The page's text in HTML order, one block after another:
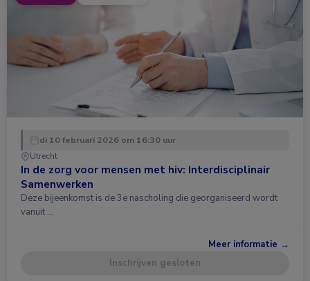
di 10 februari 2026 om 16:30 uur
Utrecht
In de zorg voor mensen met hiv: Interdisciplinair
Samenwerken
Deze bijeenkomst is de 3e nascholing die georganiseerd wordt
vanuit …
Meer informatie →
Inschrijven gesloten